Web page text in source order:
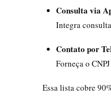
Consulta via
Integra
Contato por
Forneça o
Essa lista cobre